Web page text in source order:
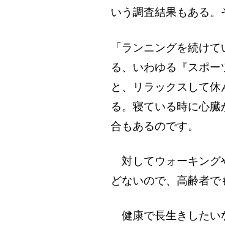
いう調査結果もある。
「ランニングを続け
る、いわゆる『スポ
と、リラックスして
る。寝ている時に心
合もあるのです。
対してウォーキング
どないので、高齢者で
健康で長生きしたい